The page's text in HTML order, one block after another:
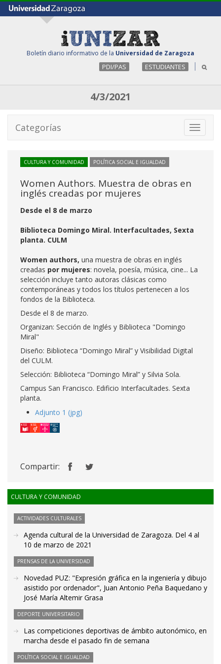
Boletín diario informativo de la Universidad de Zaragoza
PDI/PAS ESTUDIANTES
4/3/2021
Toggle
Categorías
CULTURA Y COMUNIDAD POLÍTICA SOCIAL E IGUALDAD
Women Authors. Muestra de obras en
inglés creadas por mujeres
Desde el 8 de marzo
Biblioteca Domingo Miral. Interfacultades, Sexta
planta. CULM
Women authors, una muestra de obras en inglés
creadas por mujeres: novela, poesía, música, cine... La
selección incluye tanto autoras clásicas como
contemporáneas y todos los títulos pertenecen a los
fondos de la Biblioteca.
Desde el 8 de marzo.
Organizan: Sección de Inglés y Biblioteca "Domingo
Miral"
Diseño: Biblioteca “Domingo Miral” y Visibilidad Digital
del CULM.
Selección: Biblioteca “Domingo Miral” y Silvia Sola.
Campus San Francisco. Edificio Interfacultades. Sexta
planta.
Adjunto 1 (jpg)
Compartir:
CULTURA Y COMUNIDAD
ACTIVIDADES CULTURALES
Agenda cultural de la Universidad de Zaragoza. Del 4 al
10 de marzo de 2021
PRENSAS DE LA UNIVERSIDAD
Novedad PUZ: "Expresión gráfica en la ingeniería y dibujo
asistido por ordenador", Juan Antonio Peña Baquedano y
José María Altemir Grasa
DEPORTE UNIVERSITARIO
Las competiciones deportivas de ámbito autonómico, en
marcha desde el pasado fin de semana
POLÍTICA SOCIAL E IGUALDAD